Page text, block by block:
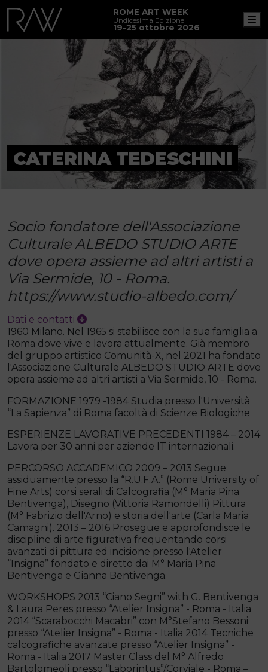
ROME ART WEEK
Undicesima Edizione
19-25 ottobre 2026
CATERINA TEDESCHINI
Socio fondatore dell'Associazione
Culturale ALBEDO STUDIO ARTE
dove opera assieme ad altri artisti a
Via Sermide, 10 - Roma.
https://www.studio-albedo.com/
Dati e contatti
1960 Milano. Nel 1965 si stabilisce con la sua famiglia a
Roma dove vive e lavora attualmente. Già membro
del gruppo artistico Comunità-X, nel 2021 ha fondato
l'Associazione Culturale ALBEDO STUDIO ARTE dove
opera assieme ad altri artisti a Via Sermide, 10 - Roma.
FORMAZIONE 1979 -1984 Studia presso l'Università
“La Sapienza” di Roma facoltà di Scienze Biologiche
ESPERIENZE LAVORATIVE PRECEDENTI 1984 – 2014
Lavora per 30 anni per aziende IT internazionali.
PERCORSO ACCADEMICO 2009 – 2013 Segue
assiduamente presso la “R.U.F.A.” (Rome University of
Fine Arts) corsi serali di Calcografia (M° Maria Pina
Bentivenga), Disegno (Vittoria Ramondelli) Pittura
(M° Fabrizio dell'Arno) e storia dell'arte (Carla Maria
Camagni). 2013 – 2016 Prosegue e approfondisce le
discipline di arte figurativa frequentando corsi
avanzati di pittura ed incisione presso l'Atelier
“Insigna” fondato e diretto dai M° Maria Pina
Bentivenga e Gianna Bentivenga.
WORKSHOPS 2013 “Ciano Segni” with G. Bentivenga
& Laura Peres presso “Atelier Insigna” - Roma - Italia
2014 “Scarabocchi Macabri” con M°Stefano Bessoni
presso “Atelier Insigna” - Roma - Italia 2014 Tecniche
calcografiche avanzate presso “Atelier Insigna” -
Roma - Italia 2017 Master Class del M° Alfredo
Bartolomeoli presso “Laborintus”/Corviale - Roma –